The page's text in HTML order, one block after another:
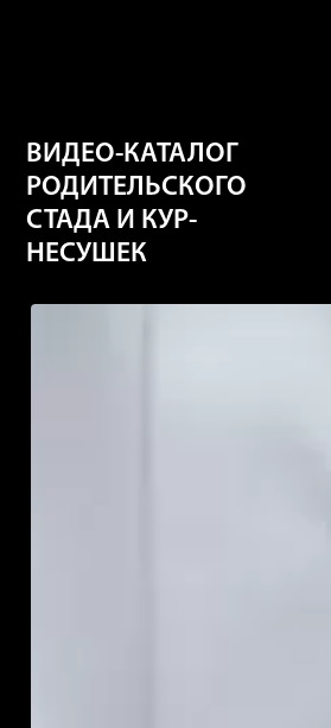
ВИДЕО-КАТАЛОГ
РОДИТЕЛЬСКОГО
СТАДА И КУР-
НЕСУШЕК